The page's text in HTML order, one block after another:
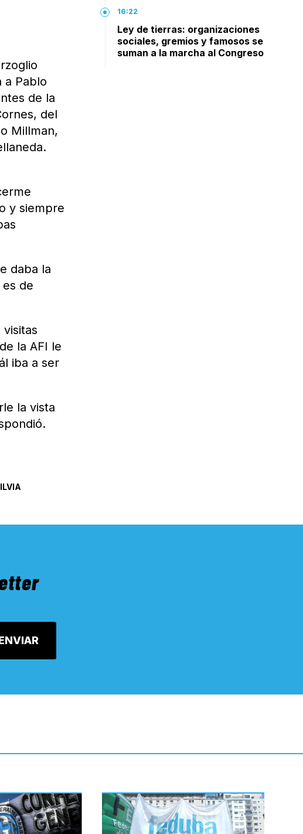
a Pablo
de la
del
Millman,
y siempre
daba la
de
la AFI le
iba a ser
la vista
16:22
Ley de tierras: organizaciones
sociales, gremios y famosos se
suman a la marcha al Congreso